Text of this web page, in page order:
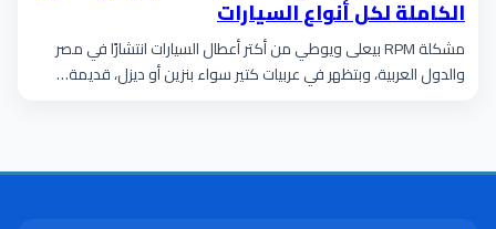
الكاملة لكل أنواع السيارات
مشكلة RPM بيعلى ويوطي من أكتر أعطال السيارات انتشارًا في مصر
والدول العربية، وبتظهر في عربيات كتير سواء بنزين أو ديزل، قديمة…